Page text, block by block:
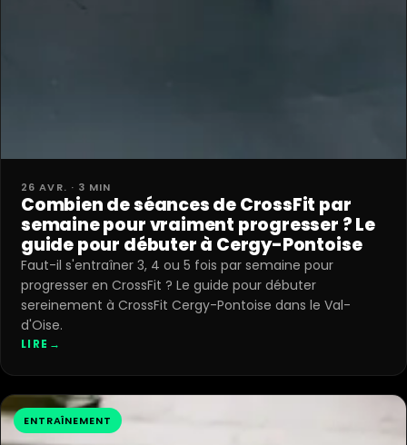
26 AVR. · 3 MIN
Combien de séances de CrossFit par
semaine pour vraiment progresser ? Le
guide pour débuter à Cergy-Pontoise
Faut-il s'entraîner 3, 4 ou 5 fois par semaine pour
progresser en CrossFit ? Le guide pour débuter
sereinement à CrossFit Cergy-Pontoise dans le Val-
d'Oise.
LIRE →
ENTRAÎNEMENT